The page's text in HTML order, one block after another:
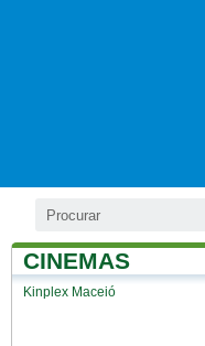
CINEMAS
Kinplex Maceió